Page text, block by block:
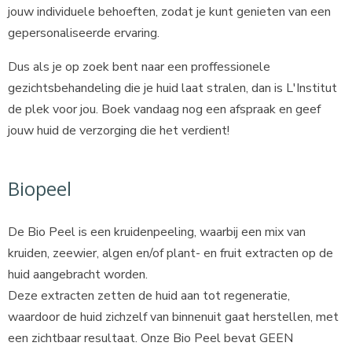
jouw individuele behoeften, zodat je kunt genieten van een
gepersonaliseerde ervaring.
Dus als je op zoek bent naar een proffessionele
gezichtsbehandeling die je huid laat stralen, dan is L'Institut
de plek voor jou. Boek vandaag nog een afspraak en geef
jouw huid de verzorging die het verdient!
Biopeel
De Bio Peel is een kruidenpeeling, waarbij een mix van
kruiden, zeewier, algen en/of plant- en fruit extracten op de
huid aangebracht worden.
Deze extracten zetten de huid aan tot regeneratie,
waardoor de huid zichzelf van binnenuit gaat herstellen, met
een zichtbaar resultaat. Onze Bio Peel bevat GEEN